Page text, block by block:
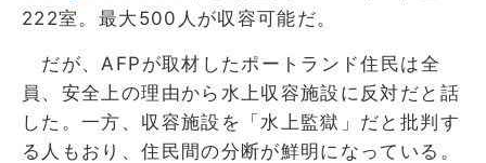
222室。最大500人が収容可能だ。
だが、AFPが取材したポートランド住民は全
員、安全上の理由から水上収容施設に反対だと話
した。一方、収容施設を「水上監獄」だと批判す
る人もおり、住民間の分断が鮮明になっている。